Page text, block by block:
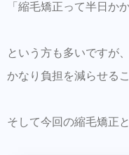
「縮毛矯正って半日か
という方も多いですが
かなり負担を減らせる
そして今回の縮毛矯正